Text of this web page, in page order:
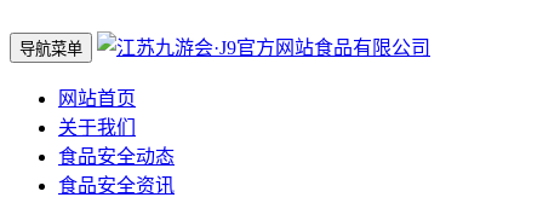
导航菜单
网站首页
关于我们
食品安全动态
食品安全资讯